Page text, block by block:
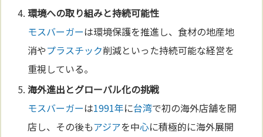
環境への取り組みと持続可能性
モスバーガーは環境保護を推進し、食材の地産地
消やプラスチック削減といった持続可能な経営を
重視している。
海外進出とグローバル化の挑戦
モスバーガーは1991年に台湾で初の海外店舗を開
店し、その後もアジアを中心に積極的に海外展開